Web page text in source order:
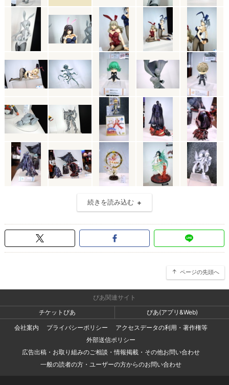
続きを読み込む
ページの先頭へ
ぴあ関連サイト
チケットぴあ
ぴあ(アプリ&Web)
会社案内
プライバシーポリシー
アクセスデータの利用・著作権等
外部送信ポリシー
広告出稿・お取り組みのご相談・情報掲載・その他お問い合わせ
一般の読者の方・ユーザーの方からのお問い合わせ